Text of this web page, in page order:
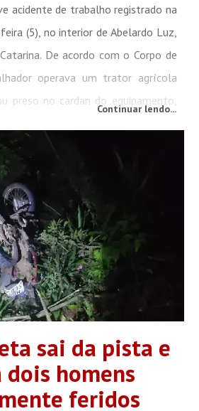
acidente de trabalho registrado na
(5), no interior de Abelardo Luz,
De acordo com o Corpo de
operava um trator agrícola
preso no cardan do equipamento,
da região, que...
Continuar lendo...
sai da pista e
homens
feridos